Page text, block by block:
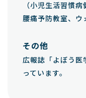
（小児生活習慣
腰痛予防教室、ウ
その他
広報誌「よぼう医
っています。